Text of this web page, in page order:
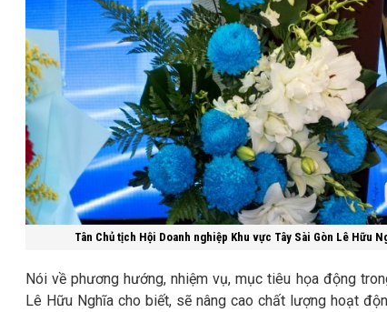
Tân Chủ tịch Hội Doanh nghiệp Khu vực Tây Sài Gòn Lê Hữu
Nói về phương hướng, nhiệm vụ, mục tiêu họa động
Lê Hữu Nghĩa cho biết, sẽ nâng cao chất lượng hoạt